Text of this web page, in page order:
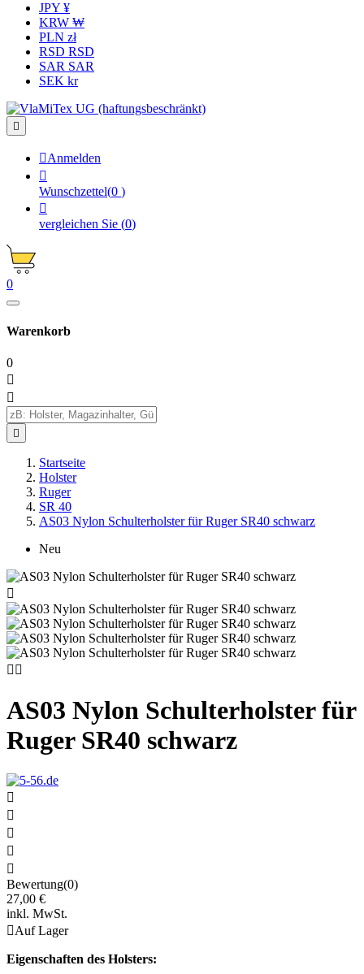
JPY ¥
KRW ₩
PLN zł
RSD RSD
SAR SAR
SEK kr

Anmelden

Wunschzettel(0 )

vergleichen Sie (0)
0
Warenkorb
0



Startseite
Holster
Ruger
SR 40
AS03 Nylon Schulterholster für Ruger SR40 schwarz
Neu

 
AS03 Nylon Schulterholster für
Ruger SR40 schwarz





Bewertung(0)
27,00 €
inkl. MwSt.
Auf Lager
Eigenschaften des Holsters: